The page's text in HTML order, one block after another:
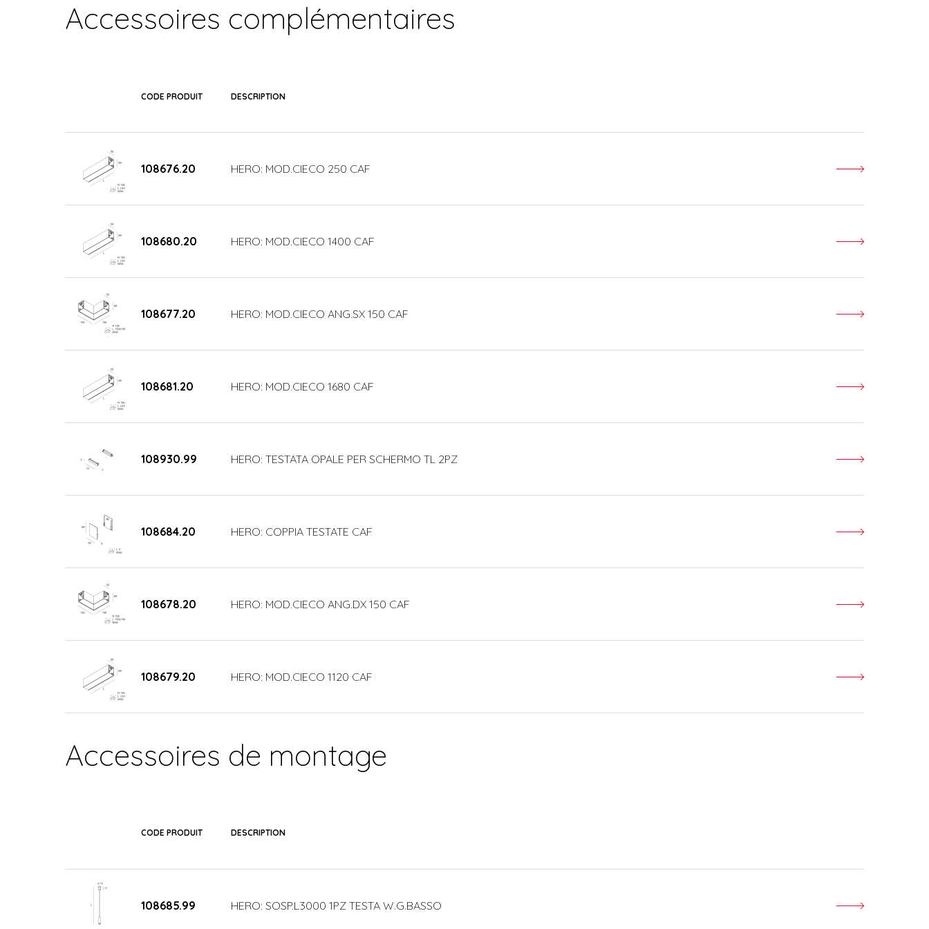
Accessoires complémentaires
CODE PRODUIT DESCRIPTION
108676.20 HERO: MOD.CIECO 250 CAF
108680.20 HERO: MOD.CIECO 1400 CAF
108677.20 HERO: MOD.CIECO ANG.SX 150 CAF
108681.20 HERO: MOD.CIECO 1680 CAF
108930.99 HERO: TESTATA OPALE PER SCHERMO TL 2PZ
108684.20 HERO: COPPIA TESTATE CAF
108678.20 HERO: MOD.CIECO ANG.DX 150 CAF
108679.20 HERO: MOD.CIECO 1120 CAF
Accessoires de montage
CODE PRODUIT DESCRIPTION
108685.99 HERO: SOSP.L3000 1PZ TESTA W.G.BASSO